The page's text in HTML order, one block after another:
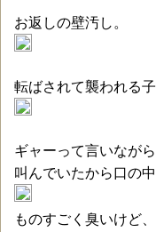
お返しの壁汚し。
転ばされて襲われる子
ギャーって言いなが
叫んでいたから口の中
ものすごく臭いけど